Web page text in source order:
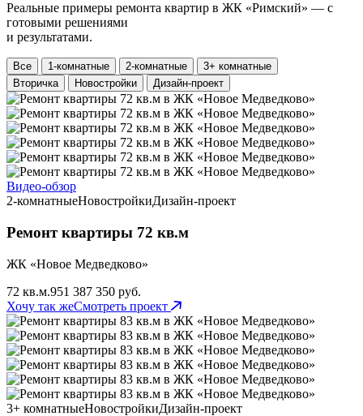
Реальные примеры ремонта квартир в ЖК «Римский» — с
готовыми решениями
и результатами.
Все 1-комнатные 2-комнатные
3+ комнатные
Вторичка
Новостройки Дизайн-проект
Видео-обзор
2-комнатныеНовостройкиДизайн-проект
Ремонт квартиры 72 кв.м
ЖК «Новое Медведково»
72 кв.м.951 387 350 руб.
Хочу так жеСмотреть проект
3+ комнатныеНовостройкиДизайн-проект